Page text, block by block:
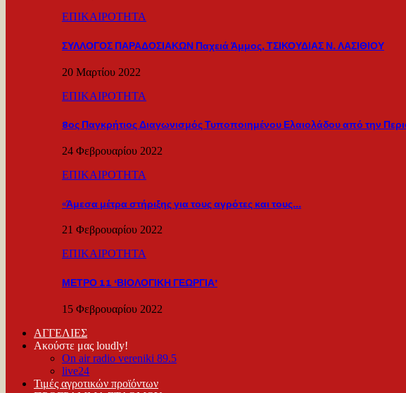
ΕΠΙΚΑΙΡΟΤΗΤΑ
ΣΥΛΛΟΓΟΣ ΠΑΡΑΔΟΣΙΑΚΩΝ Παχειά Άμμος, ΤΣΙΚΟΥΔΙΑΣ Ν. ΛΑΣΙΘΙΟΥ
20 Μαρτίου 2022
ΕΠΙΚΑΙΡΟΤΗΤΑ
8ος Παγκρήτιος Διαγωνισμός Τυποποιημένου Ελαιολάδου από την
24 Φεβρουαρίου 2022
ΕΠΙΚΑΙΡΟΤΗΤΑ
«Άμεσα μέτρα στήριξης για τους αγρότες και τους…
21 Φεβρουαρίου 2022
ΕΠΙΚΑΙΡΟΤΗΤΑ
ΜΕΤΡΟ 11 ‘ΒΙΟΛΟΓΙΚΗ ΓΕΩΡΓΙΑ’
15 Φεβρουαρίου 2022
ΑΓΓΕΛΙΕΣ
Ακούστε μας loudly!
On air radio vereniki 89.5
live24
Τιμές αγροτικών προϊόντων